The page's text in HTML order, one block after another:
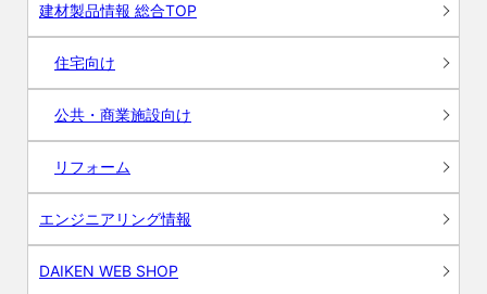
建材製品情報 総合TOP
住宅向け
公共・商業施設向け
リフォーム
エンジニアリング情報
DAIKEN WEB SHOP